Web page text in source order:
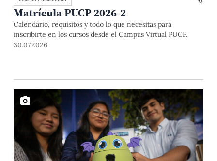
Matrícula PUCP 2026-2
Calendario, requisitos y todo lo que necesitas para
inscribirte en los cursos desde el Campus Virtual PUCP.
30.07.2026